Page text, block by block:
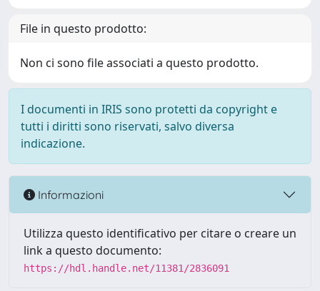
File in questo prodotto:
Non ci sono file associati a questo prodotto.
I documenti in IRIS sono protetti da copyright e
tutti i diritti sono riservati, salvo diversa
indicazione.
Informazioni
Utilizza questo identificativo per citare o creare un
link a questo documento:
https://hdl.handle.net/11381/2836091